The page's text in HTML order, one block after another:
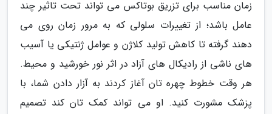
زمان مناسب برای تزریق بوتاکس می تواند تحت تاثیر چند
عامل باشد؛ از تغییرات سلولی که به مرور زمان روی می
دهند گرفته تا کاهش تولید کلاژن و عوامل ژنتیکی یا آسیب
های ناشی از رادیکال های آزاد در اثر نور خورشید و محیط.
هر وقت خطوط چهره تان آغاز کردند به آزار دادن شما، با
پزشک مشورت کنید. او می تواند کمک تان کند تصمیم